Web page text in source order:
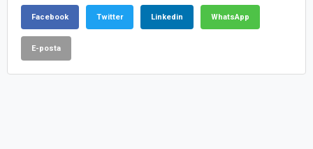
Facebook Twitter Linkedin WhatsApp
E-posta